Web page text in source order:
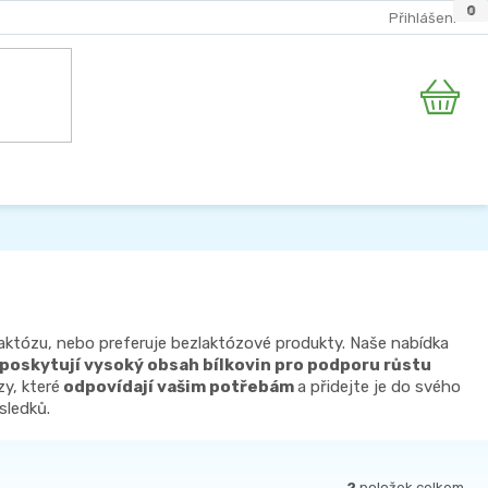
Přihlášení
Nákupní
2
0
0
1
0
nebo preferuje bezlaktózové produkty. Naše nabídka
poskytují vysoký obsah bílkovin pro podporu růstu
které odpovídají vašim potřebáma přidejte je do svého